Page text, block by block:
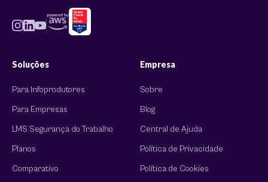
Soluções
Para Infoprodutores
Para Empresas
LMS Segurança do Trabalho
Planos
Comparativo
Empresa
Sobre
Blog
Central de Ajuda
Política de Privacidade
Política de Cookies